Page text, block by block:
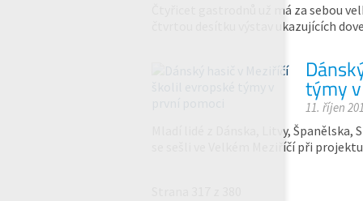
Čtyřicet gastrodnů už má za sebou
čtvrtou desítku výstav ukazujících
týmy
11. říjen
Mladí lidé z Dánska, Litvy,
se sešli ve Velkém Meziříčí při